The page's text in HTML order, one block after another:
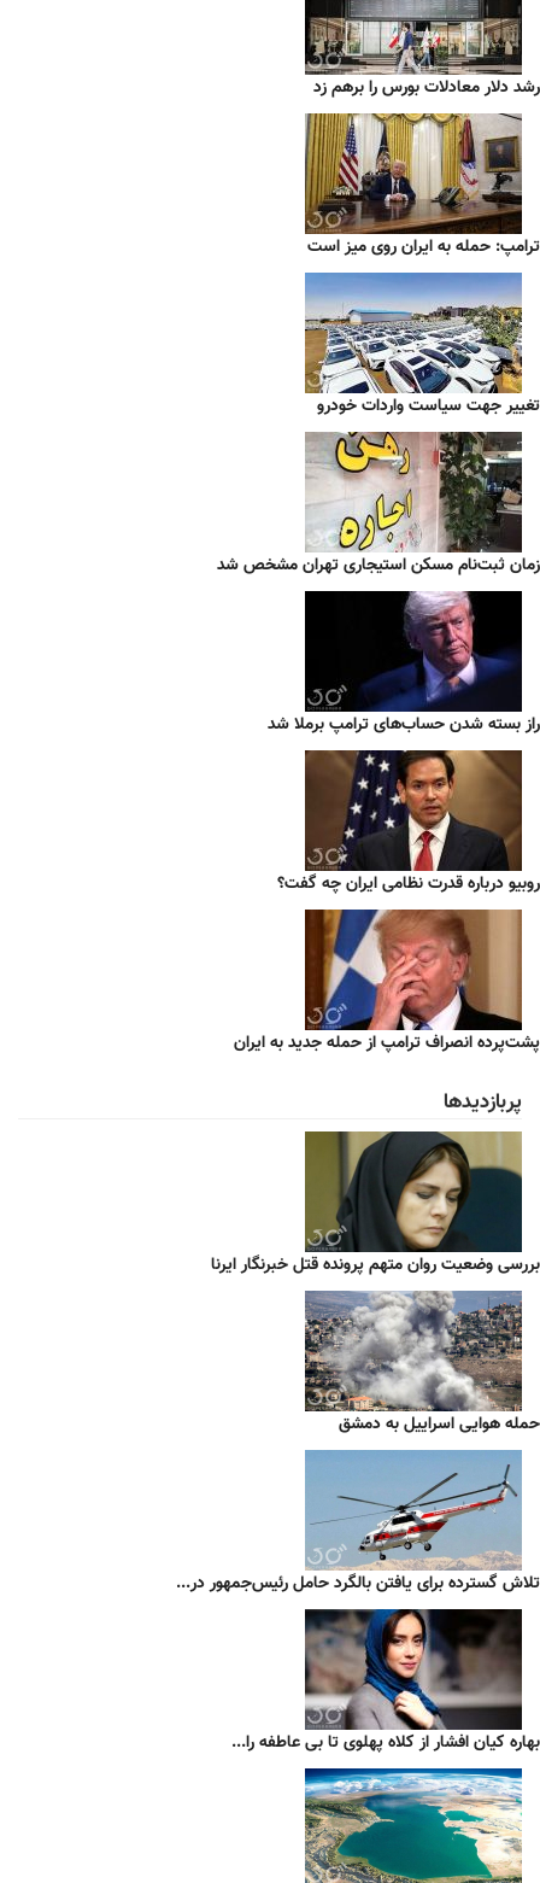
رشد دلار معادلات بورس را برهم زد
ترامپ: حمله به ایران روی میز است
تغییر جهت سیاست واردات خودرو
زمان ثبت‌نام مسکن استیجاری تهران مشخص شد
راز بسته شدن حساب‌های ترامپ برملا شد
روبیو درباره قدرت نظامی ایران چه گفت؟
پشت‌پرده انصراف ترامپ از حمله جدید به ایران
پربازدیدها
بررسی وضعیت روان متهم پرونده قتل خبرنگار ایرنا
حمله هوایی اسراییل به دمشق
تلاش گسترده برای یافتن بالگرد حامل رئیس‌جمهور در...
بهاره کیان افشار از کلاه پهلوی تا بی عاطفه را...